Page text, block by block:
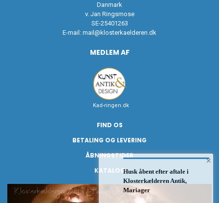
Danmark
v. Jan Ringsmose
SE-25401263
E-mail: mail@klosterkaelderen.dk
MEDLEM AF
Kad-ringen.dk
FIND OS
BETALING OG LEVERING
ÅBNINGSTIDER
KATALOG
×
Husk åbent efter aftale i
Klosterkælderen Antik,
Mariager